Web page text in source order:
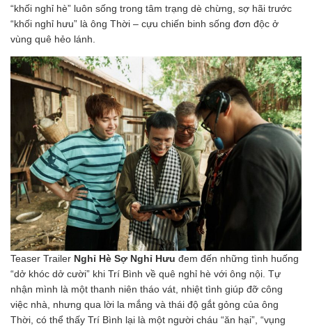
“khối nghỉ hè” luôn sống trong tâm trạng dè chừng, sợ hãi trước
“khối nghỉ hưu” là ông Thời – cựu chiến binh sống đơn độc ở
vùng quê hẻo lánh.
Teaser Trailer Nghỉ Hè Sợ Nghỉ Hưu đem đến những tình huống
“dở khóc dở cười” khi Trí Bình về quê nghỉ hè với ông nội. Tự
nhận mình là một thanh niên tháo vát, nhiệt tình giúp đỡ công
việc nhà, nhưng qua lời la mắng và thái độ gắt gỏng của ông
Thời, có thể thấy Trí Bình lại là một người cháu “ăn hại”, “vụng